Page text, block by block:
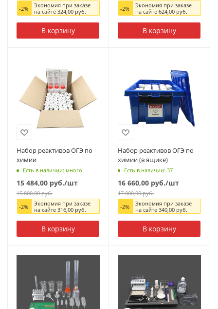
-2%
Экономия при заказе
на сайте 324,00руб.
В корзину
-2%
Экономия при заказе
на сайте 624,00руб.
В корзину
Набор реактивов ОГЭ по
химии
Есть в наличии: много
15 484,00 руб./шт
15 800,00руб.
-2%
Экономия при заказе
на сайте 316,00руб.
В корзину
Набор реактивов ОГЭ по
химии (в ящике)
Есть в наличии: 37
16 660,00 руб./шт
17 000,00руб.
-2%
Экономия при заказе
на сайте 340,00руб.
В корзину